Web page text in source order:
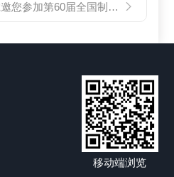
加第60届全国制药机械博览会
移动端浏览